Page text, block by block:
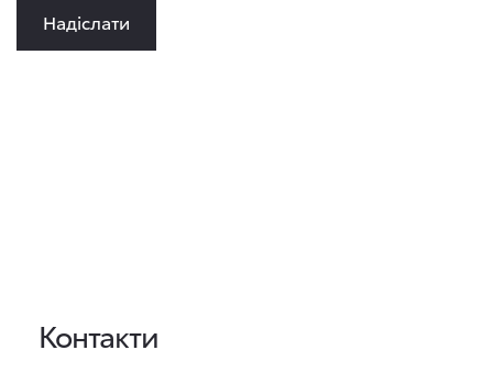
Надіслати
Контакти